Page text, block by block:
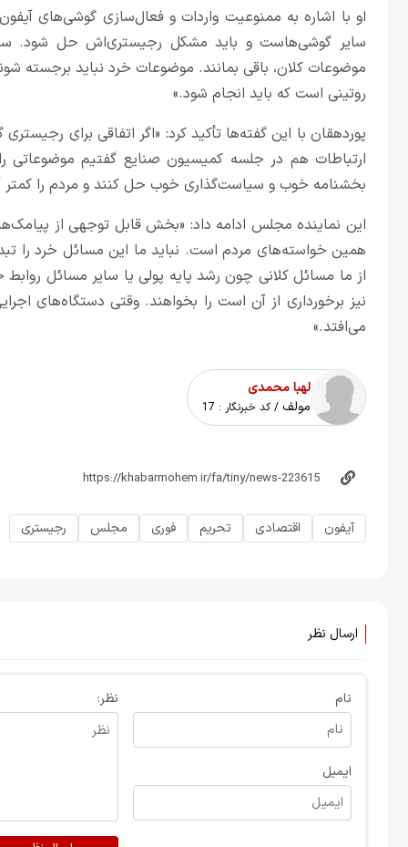
او با اشاره به ممنوعیت واردات و فعال‌سازی گوشی‌های آیفون ۱۴ و ۱۵ در کشور گفت:
سایر گوشی‌هاست و باید مشکل رجیستری‌اش حل شود.
موضوعات کلان، باقی بمانند. موضوعات خرد نباید برجسته
روتینی است که باید انجام شود.»
پوردهقان با این گفته‌ها تأکید کرد: «اگر اتفاقی برای
ارتباطات هم در جلسه کمیسیون صنایع گفتیم موضوعاتی
بخشنامه خوب و سیاست‌گذاری خوب حل کنند و مردم را کمتر
این نماینده مجلس ادامه داد: «بخش قابل توجهی از
همین خواسته‌های مردم است. نباید ما این مسائل خرد را
از ما مسائل کلانی چون رشد پایه پولی یا سایر مسائل
نیز برخورداری از آن است را بخواهند. وقتی دستگاه‌های
می‌افتد.»
لهبا محمدی
مولف / کد خبرنگار : 17
آیفون اقتصادی تحریم فوری مجلس رجیستری
ارسال نظر
نام
ایمیل
نظر: